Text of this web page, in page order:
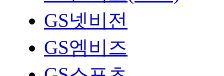
GS넷비전
GS엠비즈